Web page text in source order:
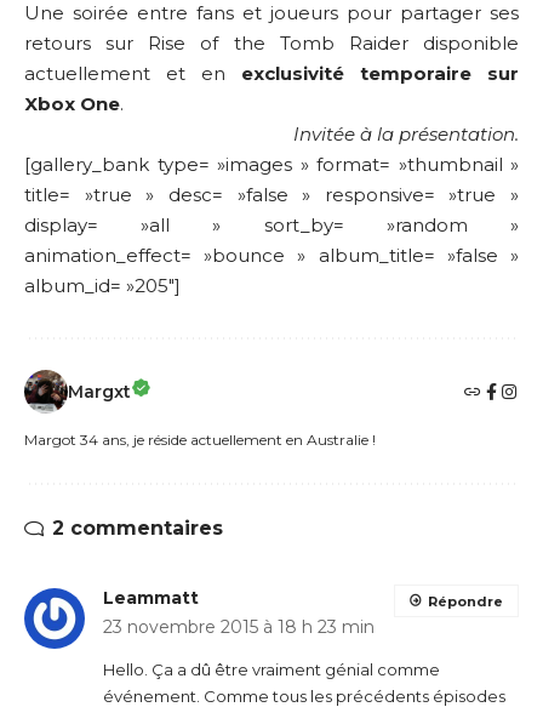
Une soirée entre fans et joueurs pour partager ses
retours sur Rise of the Tomb Raider disponible
actuellement et en exclusivité temporaire sur
Xbox One.
Invitée à la présentation.
[gallery_bank type= »images » format= »thumbnail »
title= »true » desc= »false » responsive= »true »
display= »all » sort_by= »random »
animation_effect= »bounce » album_title= »false »
album_id= »205″]
Margxt
Margot 34 ans, je réside actuellement en Australie !
2 commentaires
Leammatt
23 novembre 2015 à 18 h 23 min
Hello. Ça a dû être vraiment génial comme
événement. Comme tous les précédents épisodes
Répondre